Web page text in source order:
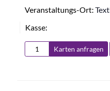
Veranstaltungs-Ort:
Kasse:
Karten anfragen